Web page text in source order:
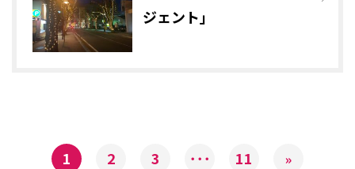
ジェント」
1 2 3 ･･･ 11 »